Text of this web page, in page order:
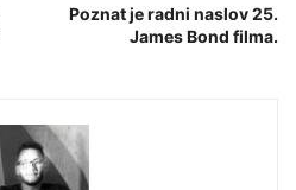
Poznat je radni naslov 25.
James Bond filma.